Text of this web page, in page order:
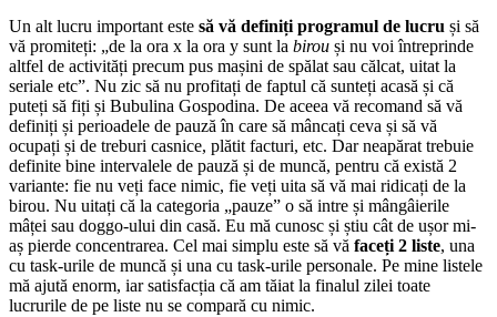
Un alt lucru important este să vă definiți programul de lucru și să
vă promiteți: „de la ora x la ora y sunt la birou și nu voi întreprinde
altfel de activități precum pus mașini de spălat sau călcat, uitat la
seriale etc”. Nu zic să nu profitați de faptul că sunteți acasă și că
puteți să fiți și Bubulina Gospodina. De aceea vă recomand să vă
definiți și perioadele de pauză în care să mâncați ceva și să vă
ocupați și de treburi casnice, plătit facturi, etc. Dar neapărat trebuie
definite bine intervalele de pauză și de muncă, pentru că există 2
variante: fie nu veți face nimic, fie veți uita să vă mai ridicați de la
birou. Nu uitați că la categoria „pauze” o să intre și mângâierile
mâței sau doggo-ului din casă. Eu mă cunosc și știu cât de ușor mi-
aș pierde concentrarea. Cel mai simplu este să vă faceți 2 liste, una
cu task-urile de muncă și una cu task-urile personale. Pe mine listele
mă ajută enorm, iar satisfacția că am tăiat la finalul zilei toate
lucrurile de pe liste nu se compară cu nimic.